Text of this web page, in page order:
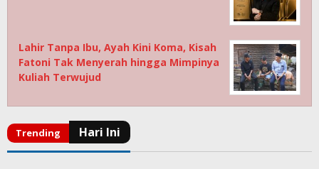
Lahir Tanpa Ibu, Ayah Kini Koma, Kisah
Fatoni Tak Menyerah hingga Mimpinya
Kuliah Terwujud